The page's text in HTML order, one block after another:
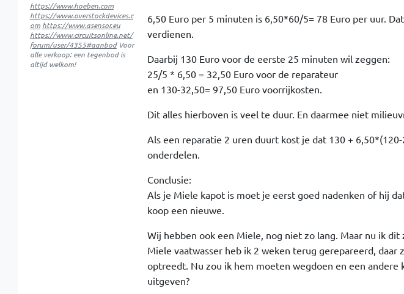
https://www.hoeben.com
https://www.overstockdevices.c
om https://www.asensor.eu
https://www.circuitsonline.net/
forum/user/4355#aanbodVoor
alle verkoop: een tegenbod is
altijd welkom!
6,50 Euro per 5 minuten is 6,50*60/5= 78 Euro per uur.
verdienen.
Daarbij 130 Euro voor de eerste 25 minuten wil zeggen:
25/5 * 6,50 = 32,50 Euro voor de reparateur
en 130-32,50= 97,50 Euro voorrijkosten.
Dit alles hierboven is veel te duur. En daarmee niet
Als een reparatie 2 uren duurt kost je dat 130 +
onderdelen.
Conclusie:
Als je Miele kapot is moet je eerst goed nadenken of hij
koop een nieuwe.
Wij hebben ook een Miele, nog niet zo lang. Maar nu ik
Miele vaatwasser heb ik 2 weken terug gerepareerd,
optreedt. Nu zou ik hem moeten wegdoen en een andere
uitgeven?